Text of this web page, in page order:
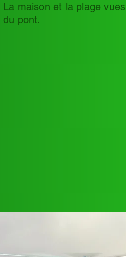
La maison et la plage vues
du pont.